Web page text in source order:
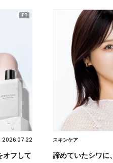
2026.07.22
オフして
スキンケア
諦めていたシワに